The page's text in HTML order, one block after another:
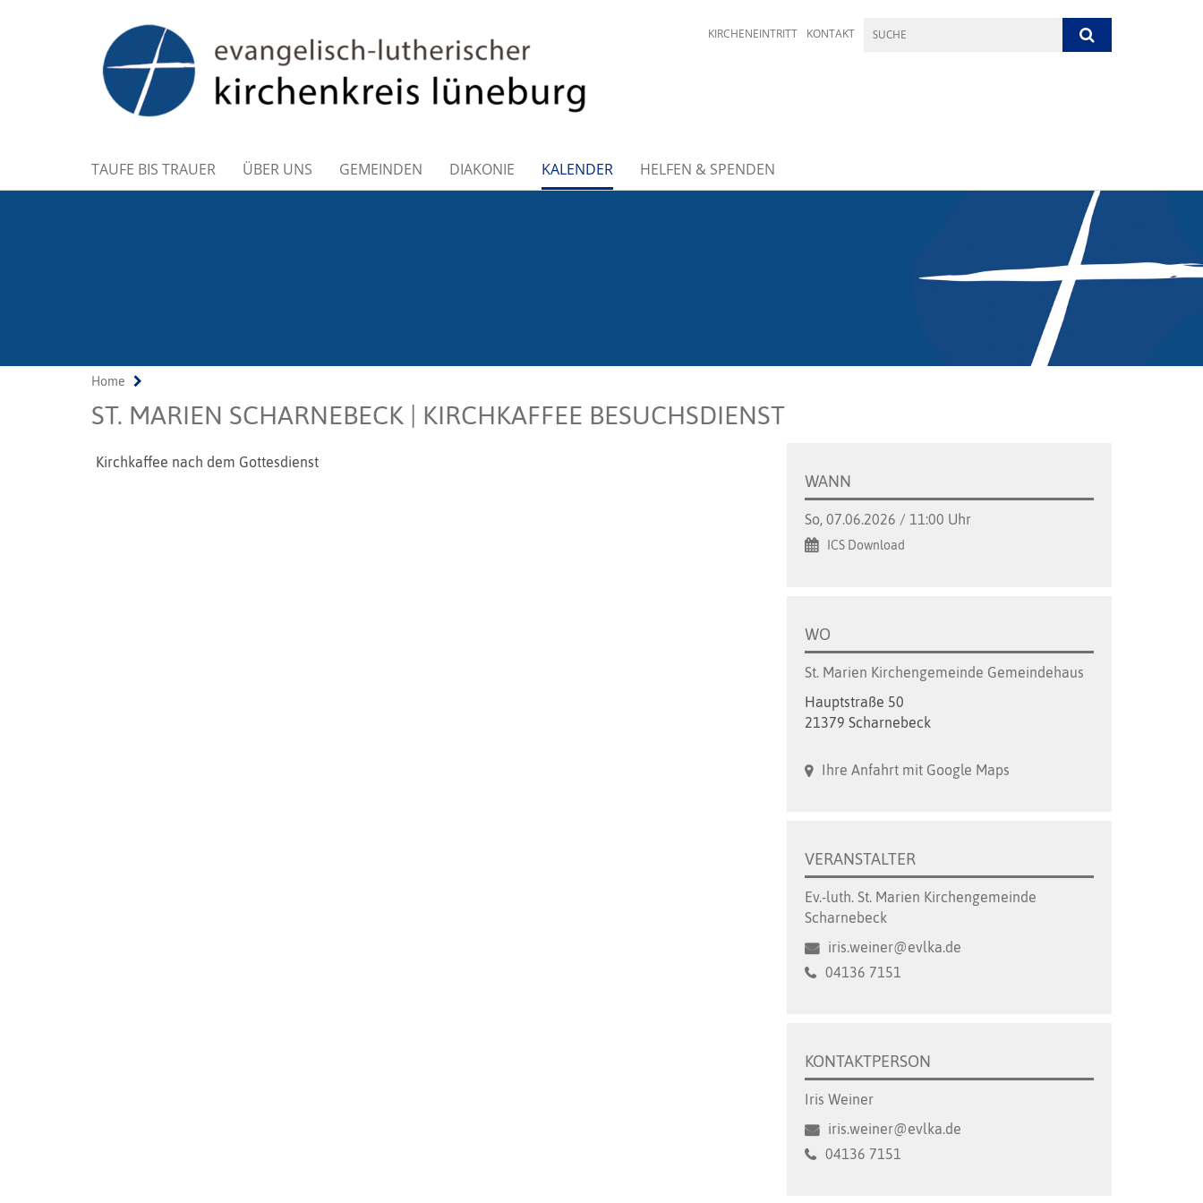
KIRCHENEINTRITT KONTAKT
TAUFE BIS TRAUER ÜBER UNS GEMEINDEN DIAKONIE KALENDER HELFEN & SPENDEN
Home
ST. MARIEN SCHARNEBECK | KIRCHKAFFEE BESUCHSDIENST
Kirchkaffee nach dem Gottesdienst
WANN
So, 07.06.2026 / 11:00 Uhr
ICS Download
WO
St. Marien Kirchengemeinde Gemeindehaus
Hauptstraße 50
21379 Scharnebeck
Ihre Anfahrt mit Google Maps
VERANSTALTER
Ev.-luth. St. Marien Kirchengemeinde
Scharnebeck
iris.weiner@evlka.de
04136 7151
KONTAKTPERSON
Iris Weiner
iris.weiner@evlka.de
04136 7151